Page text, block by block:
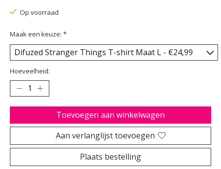
Op voorraad
Maak een keuze: *
Hoeveelheid:
Toevoegen aan winkelwagen
Aan verlanglijst toevoegen
Plaats bestelling